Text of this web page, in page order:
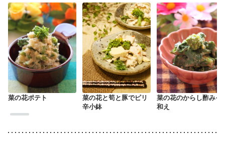
菜の花ポテト
菜の花と筍と豚でピリ
辛小鉢
菜の花のからし酢みそ
和え